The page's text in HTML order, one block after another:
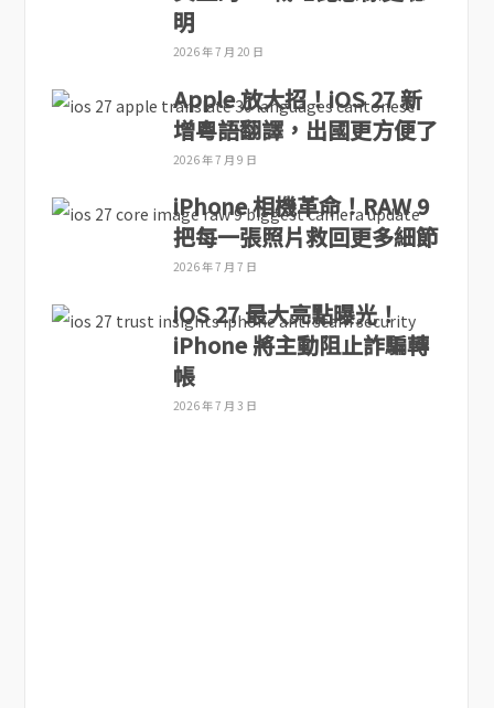
明
2026 年 7 月 20 日
Apple 放大招！iOS 27 新
增粵語翻譯，出國更方便了
2026 年 7 月 9 日
iPhone 相機革命！RAW 9
把每一張照片救回更多細節
2026 年 7 月 7 日
iOS 27 最大亮點曝光！
iPhone 將主動阻止詐騙轉
帳
2026 年 7 月 3 日